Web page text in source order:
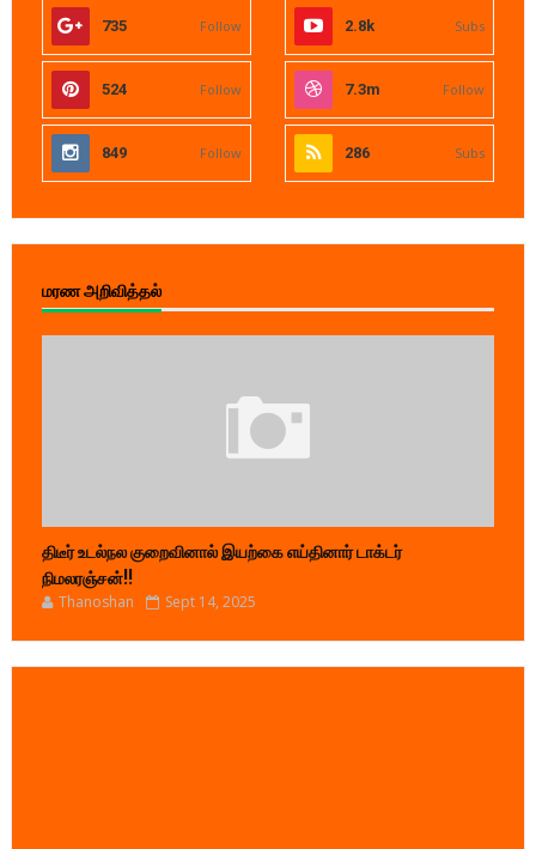
735 Follow 2.8k Subs
524 Follow 7.3m Follow
849 Follow 286 Subs
மரண அறிவித்தல்
திடீர் உடல்நல குறைவினால் இயற்கை எய்தினார் டாக்டர்
நிமலரஞ்சன்!!
Thanoshan Sept 14, 2025